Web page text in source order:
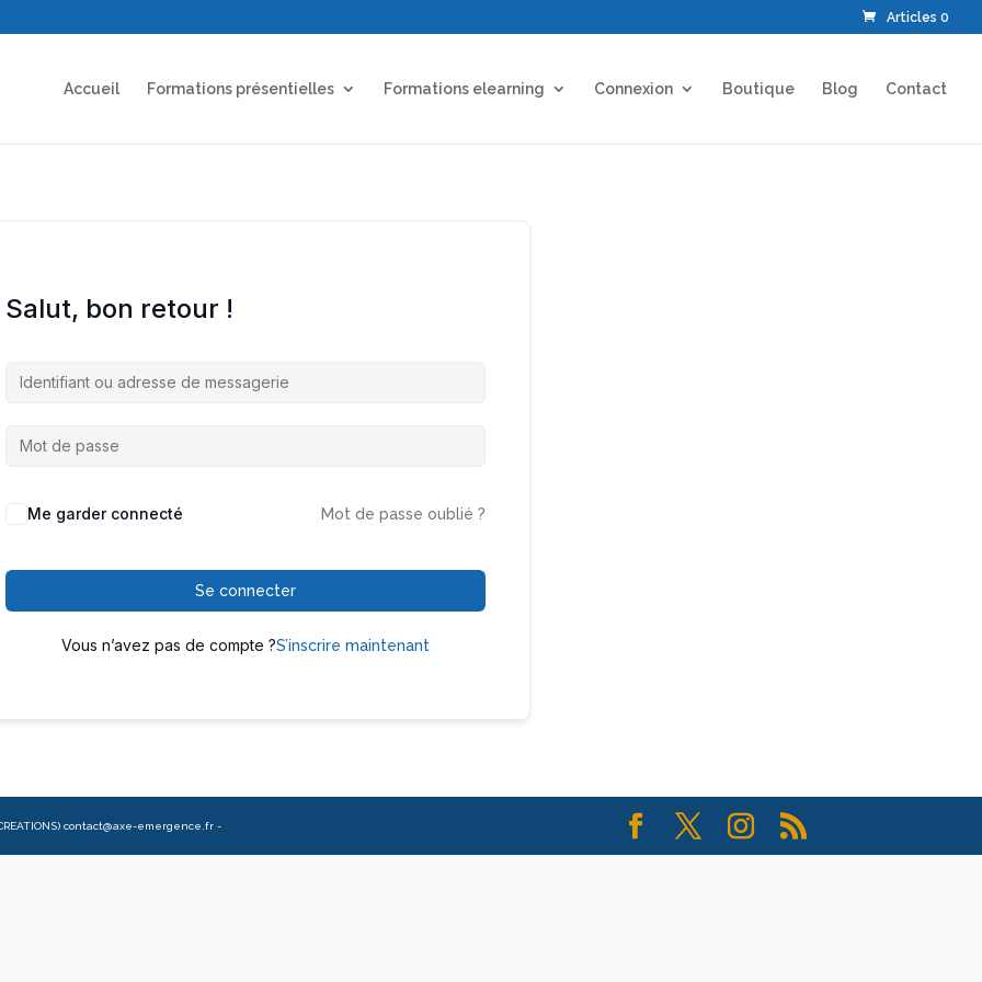
Articles 0
Accueil Formations présentielles Formations elearning Connexion Boutique Blog Contact
Salut, bon retour !
Me garder connecté Mot de passe oublié ?
Se connecter
Vous n’avez pas de compte ?S’inscrire maintenant
contact@axe-emergence.fr -